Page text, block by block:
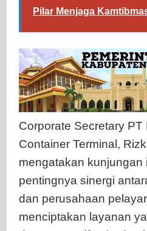
Pilar Menjaga
Corporate Secretary PT
Container Terminal,
mengatakan kunjungan
pentingnya sinergi
dan perusahaan
menciptakan layanan